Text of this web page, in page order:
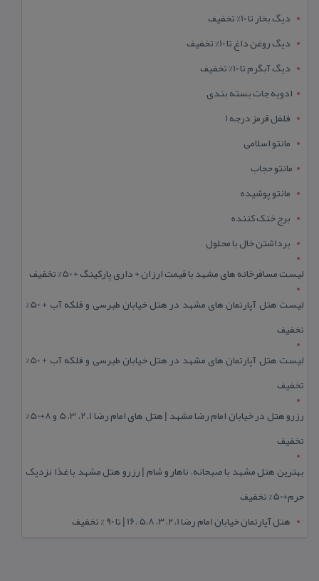
دیگ بخار تا 10% تخفیف
دیگ روغن داغ تا 10% تخفیف
دیگ آبگرم تا 10% تخفیف
ادویه جات بسته بندی
فلفل قرمز درجه 1
مانتو اسلامی
مانتو حجاب
مانتو پوشیده
برج خنک کننده
برداشتن خال با محلول
لیست مسافرخانه های مشهد با قیمت ارزان + داری پارکینگ + 50% تخفیف
لیست هتل آپارتمان های مشهد در هتل خیابان طبرسی و فلکه آب + 50%
تخفیف
لیست هتل آپارتمان های مشهد در هتل خیابان طبرسی و فلکه آب + 50%
تخفیف
رزرو هتل در خیابان امام رضا مشهد | هتل‌ های امام رضا 1، 2، 3، 5 و 8+50%
تخفیف
بهترین هتل مشهد با صبحانه، ناهار و شام | رزرو هتل مشهد با غذا نزدیک
حرم+50% تخفیف
هتل آپارتمان خیابان امام رضا 1، 2، 3، 5،8 ،16 | تا 90 % تخفیف